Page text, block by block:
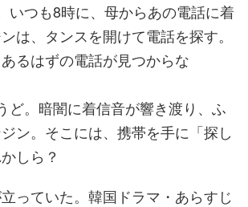
いつも8時に、母からあの電話に着
は、タンスを開けて電話を探す。
るはずの電話が見つからな
ど。暗闇に着信音が響き渡り、ふ
ン。そこには、携帯を手に「探し
しら？
っていた。韓国ドラマ・あらすじ